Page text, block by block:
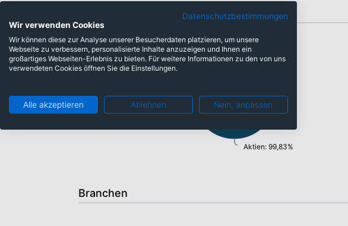
Aktien: 99,83%
Barmittel: 0,17%
Branchen
Datenschutzbestimmungen
Wir verwenden Cookies
Wir können diese zur Analyse unserer Besucherdaten platzieren, um unsere
Webseite zu verbessern, personalisierte Inhalte anzuzeigen und Ihnen ein
großartiges Webseiten-Erlebnis zu bieten. Für weitere Informationen zu den von uns
verwendeten Cookies öffnen Sie die Einstellungen.
Alle akzeptieren Ablehnen Nein, anpassen